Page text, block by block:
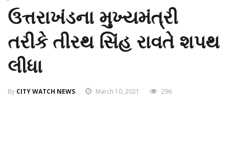
ઉત્તરાખંડના મુખ્યમંત્રી
તરીકે તીરથ સિંહ રાવતે શપથ
લીધા
By CITY WATCH NEWS March 10, 2021 296